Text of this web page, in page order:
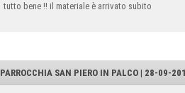
tutto bene !! il materiale è arrivato subito
PARROCCHIA SAN PIERO IN PALCO | 28-09-